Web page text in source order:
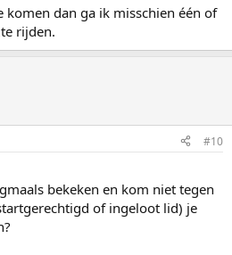
komen dan ga ik misschien één of
rijden.
#10
bekeken en kom niet tegen
of ingeloot lid) je